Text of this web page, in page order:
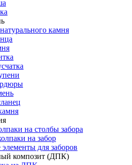
камня
на столбы забора
на забор
для заборов
композит (ДПК)